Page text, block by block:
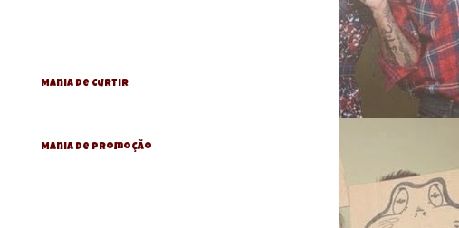
Mania de Curtir
Mania De Promoção